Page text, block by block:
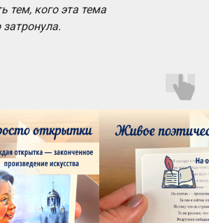
тем, кого эта тема